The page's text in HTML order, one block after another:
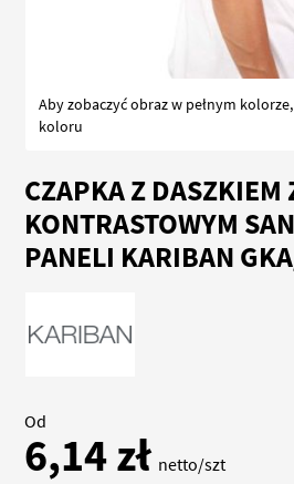
CZAPKA Z DASZKIEM
KONTRASTOWYM
PANELI KARIBAN
Od
6,14 zł netto/szt
Aby zobaczyć obraz w pełnym
koloru
na
początek
galerii